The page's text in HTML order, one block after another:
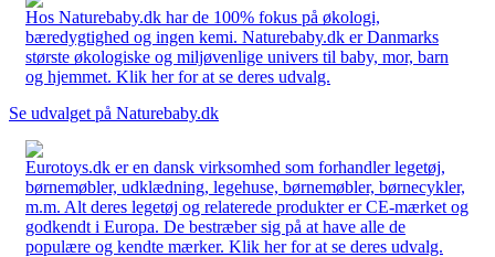
Hos Naturebaby.dk har de 100% fokus på økologi,
bæredygtighed og ingen kemi. Naturebaby.dk er Danmarks
største økologiske og miljøvenlige univers til baby, mor, barn
og hjemmet. Klik her for at se deres udvalg.
Se udvalget på Naturebaby.dk
Eurotoys.dk er en dansk virksomhed som forhandler legetøj,
børnemøbler, udklædning, legehuse, børnemøbler, børnecykler,
m.m. Alt deres legetøj og relaterede produkter er CE-mærket og
godkendt i Europa. De bestræber sig på at have alle de
populære og kendte mærker. Klik her for at se deres udvalg.